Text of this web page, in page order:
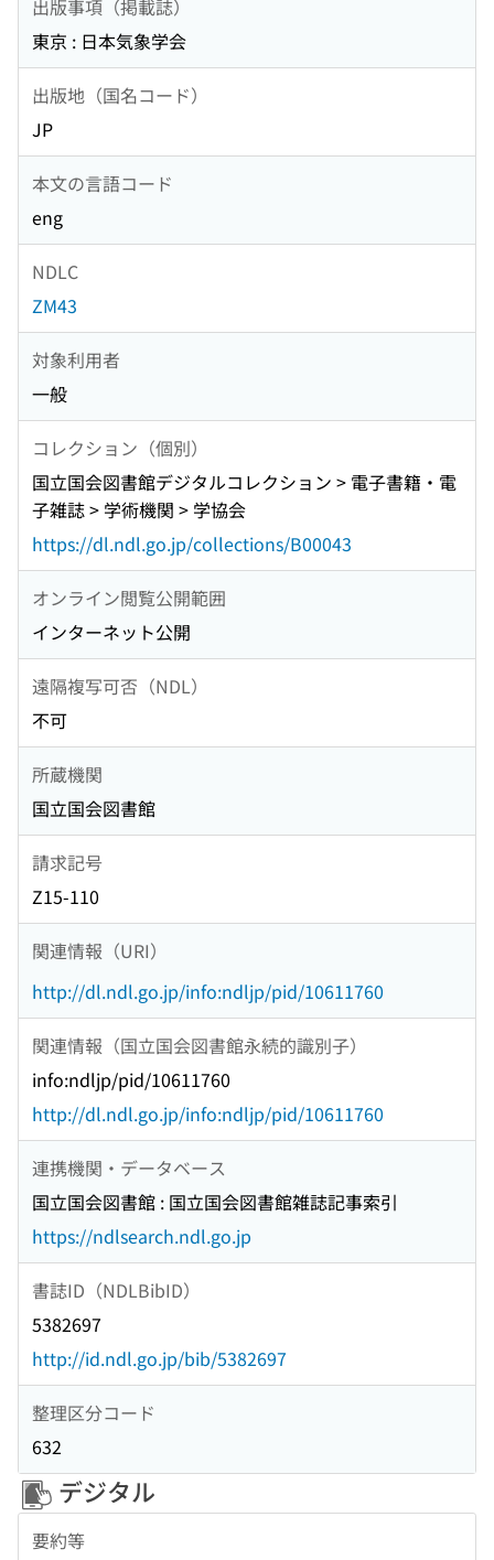
出版事項（掲載誌）
東京 : 日本気象学会
出版地（国名コード）
JP
本文の言語コード
eng
NDLC
ZM43
対象利用者
一般
コレクション（個別）
国立国会図書館デジタルコレクション > 電子書籍・電
子雑誌 > 学術機関 > 学協会
https://dl.ndl.go.jp/collections/B00043
オンライン閲覧公開範囲
インターネット公開
遠隔複写可否（NDL）
不可
所蔵機関
国立国会図書館
請求記号
Z15-110
関連情報（URI）
http://dl.ndl.go.jp/info:ndljp/pid/10611760
関連情報（国立国会図書館永続的識別子）
info:ndljp/pid/10611760
http://dl.ndl.go.jp/info:ndljp/pid/10611760
連携機関・データベース
国立国会図書館 : 国立国会図書館雑誌記事索引
https://ndlsearch.ndl.go.jp
書誌ID（NDLBibID）
5382697
http://id.ndl.go.jp/bib/5382697
整理区分コード
632
デジタル
要約等